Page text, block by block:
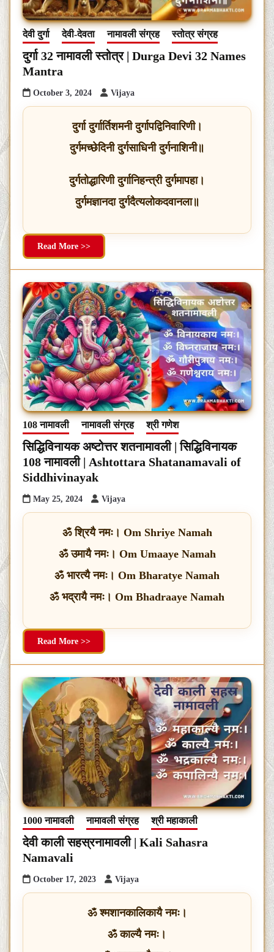
देवी दुर्गा देवी-देवता नामावली संग्रह स्तोत्र संग्रह
दुर्गा 32 नामावली स्तोत्र | Durga Devi 32 Names
Mantra
October 3, 2024 Vijaya
दुर्गा दुर्गार्तिशमनी दुर्गापद्विनिवारिणी।
दुर्गमच्छेदिनी दुर्गसाधिनी दुर्गनाशिनी॥
दुर्गतोद्धारिणी दुर्गानिहन्त्री दुर्गमापहा।
दुर्गमज्ञानदा दुर्गदैत्यलोकदवानला॥
Read More >>
108 नामावली नामावली संग्रह श्री गणेश
सिद्धिविनायक अष्टोत्तर शतनामावली | सिद्धिविनायक
108 नामावली | Ashtottara Shatanamavali of
Siddhivinayak
May 25, 2024 Vijaya
ॐ श्रियै नमः। Om Shriye Namah
ॐ उमायै नमः। Om Umaaye Namah
ॐ भारत्यै नमः। Om Bharatye Namah
ॐ भद्रायै नमः। Om Bhadraaye Namah
Read More >>
1000 नामावली नामावली संग्रह श्री महाकाली
देवी काली सहस्रनामावली | Kali Sahasra
Namavali
October 17, 2023 Vijaya
ॐ श्मशानकालिकायै नमः।
ॐ काल्यै नमः।